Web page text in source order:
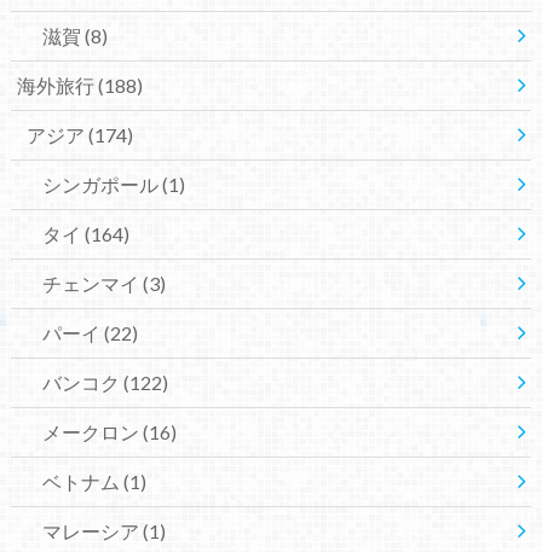
滋賀 (8)
海外旅行(188)
アジア (174)
シンガポール(1)
タイ (164)
チェンマイ (3)
パーイ (22)
バンコク (122)
メークロン (16)
ベトナム (1)
マレーシア (1)